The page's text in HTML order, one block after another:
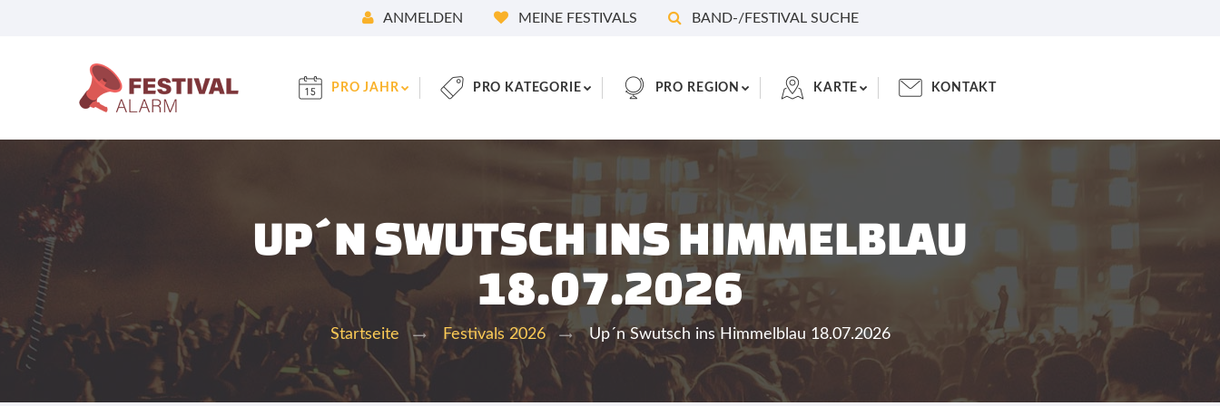
ANMELDEN MEINE FESTIVALS BAND-/FESTIVAL SUCHE
PRO JAHR PRO KATEGORIE PRO REGION KARTE KONTAKT
UP´N SWUTSCH INS HIMMELBLAU
18.07.2026
Startseite Festivals 2026 Up´n Swutsch ins Himmelblau 18.07.2026